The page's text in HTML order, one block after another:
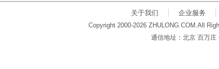
关于我们 企业服务
Copyright 2000-2026 ZHULONG.COM.All
通信地址：北京 百万